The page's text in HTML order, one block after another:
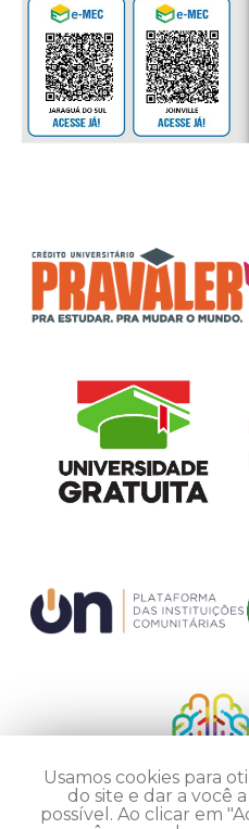
Usamos cookies para
do site e dar a você
possível. Ao clicar em